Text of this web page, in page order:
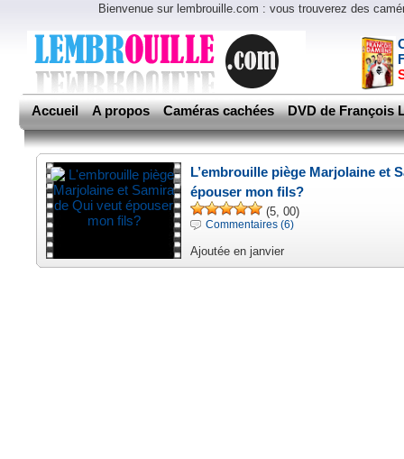
Bienvenue sur lembrouille.com : vous trouverez des
Accueil A propos Caméras cachées DVD de François
L’embrouille piège Marjolaine et
épouser mon fils?
(5, 00)
Commentaires (6)
Ajoutée en janvier